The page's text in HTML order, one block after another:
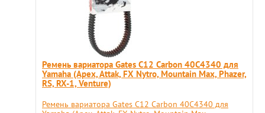
Ремень вариатора Gates C12 Carbon 40C4340 для
Yamaha (Apex, Attak, FX Nytro, Mountain Max, Phazer,
RS, RX-1, Venture)
Ремень вариатора Gates C12 Carbon 40C4340 для